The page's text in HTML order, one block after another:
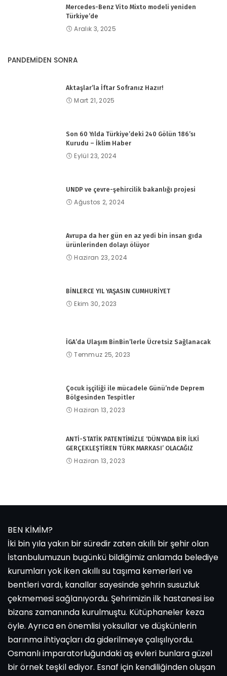
Mercedes-Benz Vito Mixto modeli yeniden
Türkiye’de
Aralık 3, 2025
PANDEMİDEN SONRA
Aktaşlar’la İftar Sofranız Hazır!
Mart 21, 2025
Son 60 Yılda Türkiye’deki 240 Gölün 186’sı
Kurudu – İklim Haber
Eylül 23, 2024
UNDP ve çevre-şehircilik bakanlığı projesi
Ağustos 2, 2024
Avrupa da her gün en az yedi bin insan gıda
ürünlerinden dolayı ölüyor
Haziran 23, 2024
BİNLERCE YIL YAŞASIN CUMHURİYET
Ekim 30, 2023
İGA’da Ulaşım BinBin’lerle Ücretsiz Sağlanacak
Temmuz 25, 2023
Çocuk işçiliği ile mücadele Günü’nde Deprem
Bölgesinden Tespitler
Haziran 13, 2023
ANTİ-STATİK PATENTİMİZLE ‘DÜNYADA BİR İLKİ
GERÇEKLEŞTİREN TÜRK MARKASI’ OLACAĞIZ
Haziran 13, 2023
BEN KİMİM?
İki bin yıla yakın bir süredir zaten akıllı bir şehir olan
İstanbulumuzun bugünkü bildiğimiz anlamda belediye
kurumları yok iken akıllı su taşıma kemerleri ve
bentleri vardı, kanallar sayesinde şehrin susuzluk
çekmemesi sağlanıyordu. Şehrimizin ilk hastanesi ise
bizans zamanında kurulmuştu. Kütüphaneler keza
öyle. Ayrıca en önemlisi yoksullar ve düşkünlerin
barınma ihtiyaçları da giderilmeye çalışılıyordu.
Osmanlı imparatorluğundaki aş evleri bunlara güzel
bir örnek teşkil ediyor. Esnaf için kendiliğinden oluşan